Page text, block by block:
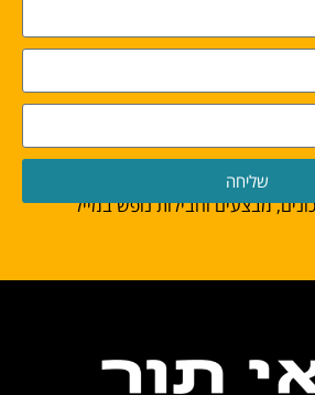
מבצעים וחבילות נופש במייל
שליחה